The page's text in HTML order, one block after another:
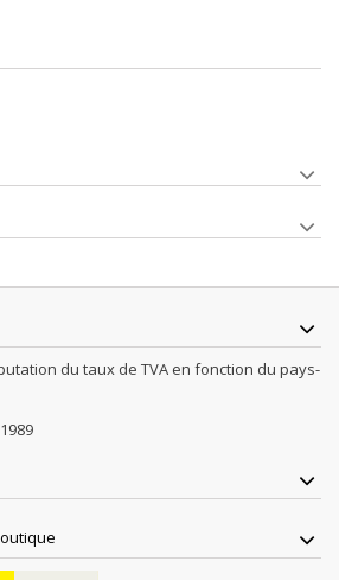
du taux de TVA en fonction du pays-